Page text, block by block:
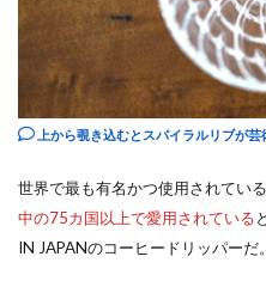
上から覗き込むとスパイラルリブが
世界で最も有名かつ使用されてい
中の75カ国以上で愛用されている
IN JAPANのコーヒードリッパーだ。